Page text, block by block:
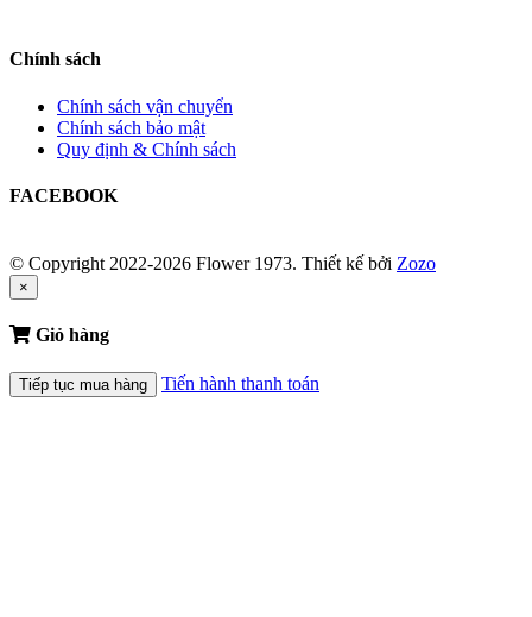
Chính sách
Chính sách vận chuyển
Chính sách bảo mật
Quy định & Chính sách
FACEBOOK
© Copyright 2022-2026 Flower 1973. Thiết kế bởi Zozo
×
Giỏ hàng
Tiếp tục mua hàng Tiến hành thanh toán